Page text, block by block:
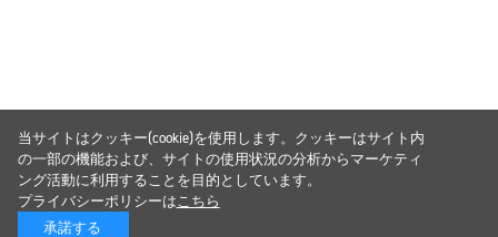
当サイトはクッキー(cookie)を使用します。クッキーはサイト内
の一部の機能および、サイトの使用状況の分析からマーケティ
ング活動に利用することを目的としています。
プライバシーポリシーはこちら
承諾する